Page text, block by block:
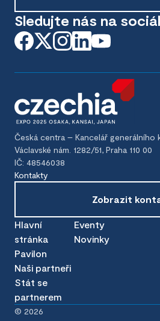
Sledujte nás na
Česká centra – Kancelář generálního
Václavské nám. 1282/51, Praha 110 00
IČ: 48546038
Kontakty
Zobrazit
Hlavní
stránka
Pavilon
Naši partneři
Stát se
partnerem
Eventy
Novinky
© 2026